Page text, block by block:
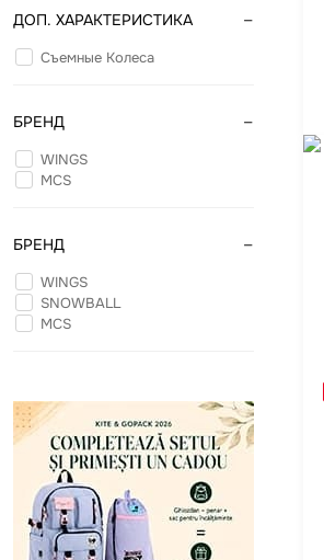
ДОП. ХАРАКТЕРИСТИКА -
Съемные Колеса
БРЕНД -
WINGS
MCS
БРЕНД -
WINGS
SNOWBALL
MCS